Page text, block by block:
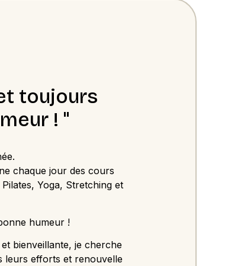
toujours
! "
chaque jour des cours
Yoga, Stretching et
humeur !
bienveillante, je cherche
leurs efforts et renouvelle